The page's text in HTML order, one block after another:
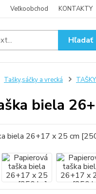
Veľkoobchod KONTAKTY
Hľadať
Tašky,sáčky a vrecká TAŠKY
biela